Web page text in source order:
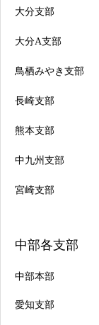
大分支部
大分A支部
鳥栖みやき支部
長崎支部
熊本支部
中九州支部
宮崎支部
中部各支部
中部本部
愛知支部